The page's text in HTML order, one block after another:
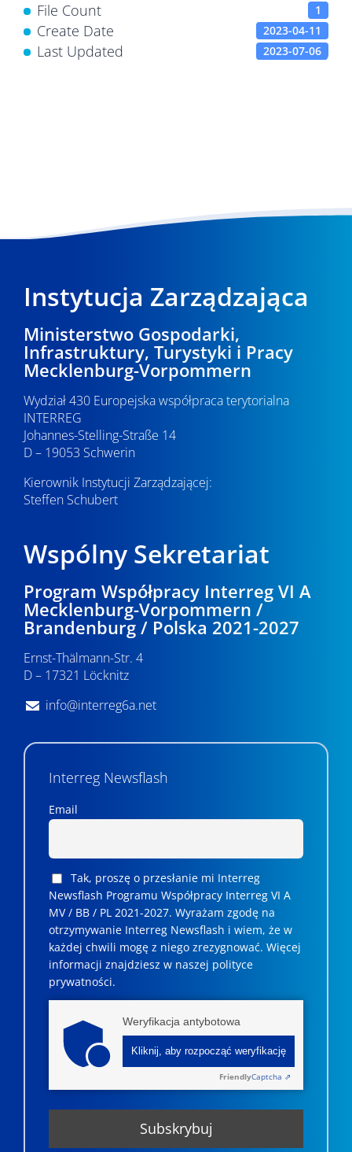
File Count 1
Create Date 2023-04-11
Last Updated 2023-07-06
Instytucja Zarządzająca
Ministerstwo Gospodarki,
Infrastruktury, Turystyki i Pracy
Mecklenburg-Vorpommern
Wydział 430 Europejska współpraca terytorialna
INTERREG
Johannes-Stelling-Straße 14
D – 19053 Schwerin
Kierownik Instytucji Zarządzającej:
Steffen Schubert
Wspólny Sekretariat
Program Współpracy Interreg VI A
Mecklenburg-Vorpommern /
Brandenburg / Polska 2021-2027
Ernst-Thälmann-Str. 4
D – 17321 Löcknitz
info@interreg6a.net
Interreg Newsflash
Email
Tak, proszę o przesłanie mi Interreg
Newsflash Programu Współpracy Interreg VI A
MV / BB / PL 2021-2027. Wyrażam zgodę na
otrzymywanie Interreg Newsflash i wiem, że w
każdej chwili mogę z niego zrezygnować. ­­Więcej
informacji znajdziesz w naszej polityce
prywatności.
Weryfikacja antybotowa
Kliknij, aby rozpocząć weryfikację
FriendlyCaptcha ⇗